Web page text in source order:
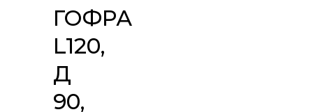
ГОФРА
L120,
Д
90,